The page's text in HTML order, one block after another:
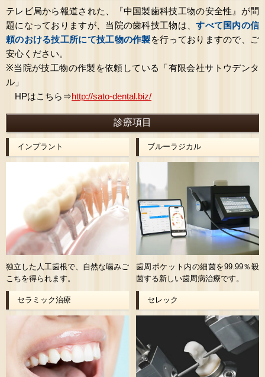
テレビ局から報道された、『中国製歯科技工物の安全性』が問
題になっておりますが、当院の歯科技工物は、すべて国内の信
頼のおける技工所にて技工物の作製を行っておりますので、ご
安心ください。
※当院が技工物の作製を依頼している「有限会社サトウデンタ
ル」
HPはこちら⇒http://sato-dental.biz/
診療項目
インプラント
独立した人工歯根で、自然な噛みご
こちを得られます。
ブルーラジカル
歯周ポケット内の細菌を99.99％殺
菌する新しい歯周病治療です。
セラミック治療 セレック